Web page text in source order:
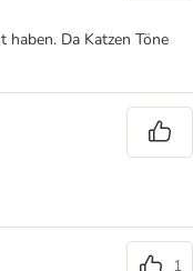
Da Katzen Töne
1